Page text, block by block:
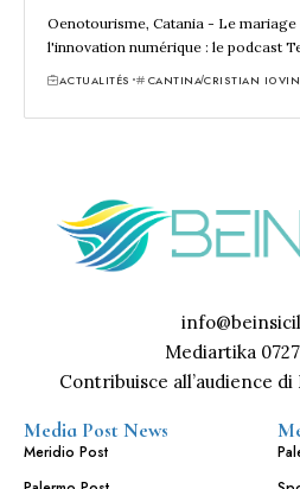
Oenotourisme, Catania - Le
l'innovation numérique : le podcast
ACTUALITÉS CANTINACRISTIAN
Mediartika
Contribuisce all’audience
Media Post News
Meridio Post